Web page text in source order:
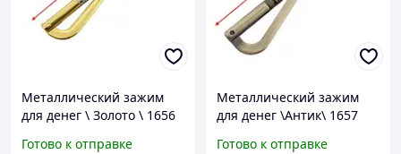
Металлический зажим
для денег \ Золото \ 1656
Готово к отправке
Металлический зажим
для денег \Антик\ 1657
Готово к отправке